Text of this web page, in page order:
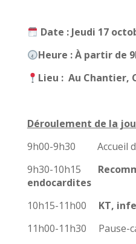
Date : Jeudi 17
Heure : À partir de
Lieu : Au Chantier,
Déroulement de la
9h00-9h30 Accueil
9h30-10h15
endocardites
10h15-11h00 KT,
11h00-11h30 Pause-